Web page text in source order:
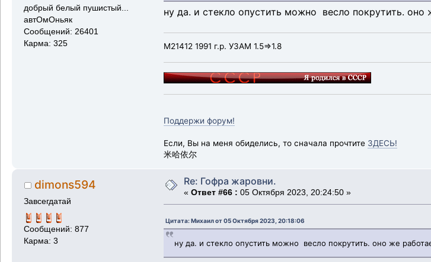
добрый белый пушистый...
автОмОньяк
Сообщений: 26401
Карма: 325
ну да. и стекло опустить можно весло покрутить. оно
М21412 1991 г.р. УЗАМ 1.5=>1.8
Поддержи форум!
Если, Вы на меня обиделись, то сначала прочтите ЗДЕСЬ!
米哈依尔
dimons594
Завсегдатай
Сообщений: 877
Карма: 3
Re: Гофра жаровни.
« Ответ #66 : 05 Октября 2023, 20:24:50 »
Цитата: Михаил от 05 Октября 2023, 20:18:06
ну да. и стекло опустить можно весло покрутить. оно же